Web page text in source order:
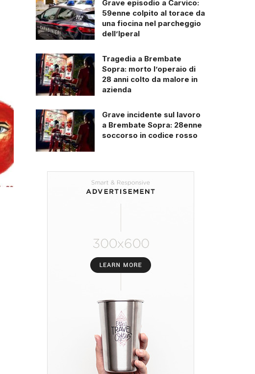
Grave episodio a Carvico:
59enne colpito al torace da
una fiocina nel parcheggio
dell’Iperal
Tragedia a Brembate
Sopra: morto l’operaio di
28 anni colto da malore in
azienda
Grave incidente sul lavoro
a Brembate Sopra: 28enne
soccorso in codice rosso